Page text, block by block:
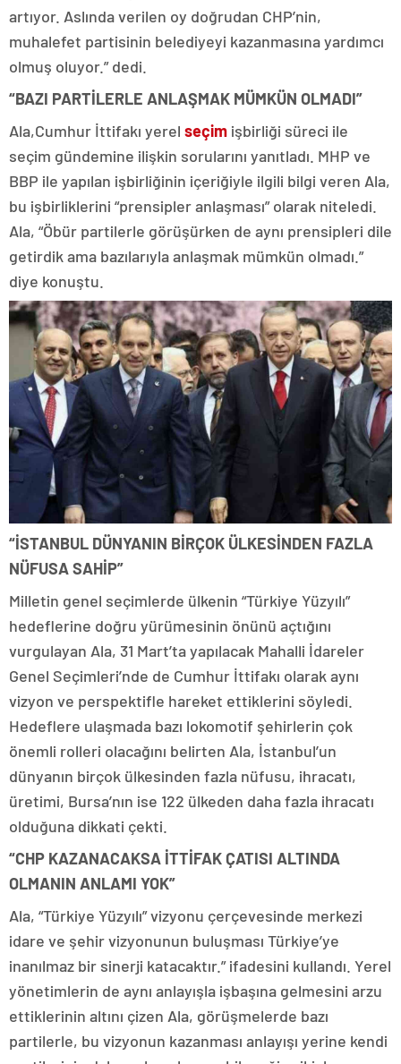
artıyor. Aslında verilen oy doğrudan CHP’nin,
muhalefet partisinin belediyeyi kazanmasına yardımcı
olmuş oluyor.” dedi.
“BAZI PARTİLERLE ANLAŞMAK MÜMKÜN OLMADI”
Ala,Cumhur İttifakı yerel seçim işbirliği süreci ile
seçim gündemine ilişkin sorularını yanıtladı. MHP ve
BBP ile yapılan işbirliğinin içeriğiyle ilgili bilgi veren Ala,
bu işbirliklerini “prensipler anlaşması” olarak niteledi.
Ala, “Öbür partilerle görüşürken de aynı prensipleri dile
getirdik ama bazılarıyla anlaşmak mümkün olmadı.”
diye konuştu.
“İSTANBUL DÜNYANIN BİRÇOK ÜLKESİNDEN FAZLA
NÜFUSA SAHİP”
Milletin genel seçimlerde ülkenin “Türkiye Yüzyılı”
hedeflerine doğru yürümesinin önünü açtığını
vurgulayan Ala, 31 Mart’ta yapılacak Mahalli İdareler
Genel Seçimleri’nde de Cumhur İttifakı olarak aynı
vizyon ve perspektifle hareket ettiklerini söyledi.
Hedeflere ulaşmada bazı lokomotif şehirlerin çok
önemli rolleri olacağını belirten Ala, İstanbul’un
dünyanın birçok ülkesinden fazla nüfusu, ihracatı,
üretimi, Bursa’nın ise 122 ülkeden daha fazla ihracatı
olduğuna dikkati çekti.
“CHP KAZANACAKSA İTTİFAK ÇATISI ALTINDA
OLMANIN ANLAMI YOK”
Ala, “Türkiye Yüzyılı” vizyonu çerçevesinde merkezi
idare ve şehir vizyonunun buluşması Türkiye’ye
inanılmaz bir sinerji katacaktır.” ifadesini kullandı. Yerel
yönetimlerin de aynı anlayışla işbaşına gelmesini arzu
ettiklerinin altını çizen Ala, görüşmelerde bazı
partilerle, bu vizyonun kazanması anlayışı yerine kendi